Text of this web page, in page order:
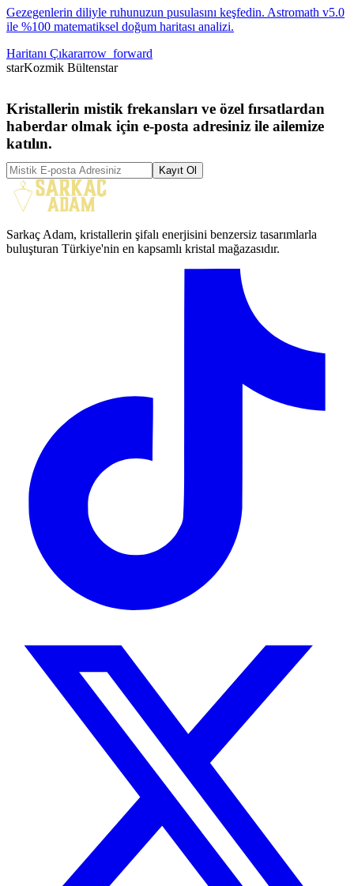
Gezegenlerin diliyle ruhunuzun pusulasını keşfedin. Astromath v5.0
ile %100 matematiksel doğum haritası analizi.
Haritanı Çıkararrow_forward
starKozmik Bültenstar
Kristallerin mistik frekansları ve özel fırsatlardan
haberdar olmak için e-posta adresiniz ile ailemize
katılın.
Kayıt Ol
Sarkaç Adam, kristallerin şifalı enerjisini benzersiz tasarımlarla
buluşturan Türkiye'nin en kapsamlı kristal mağazasıdır.